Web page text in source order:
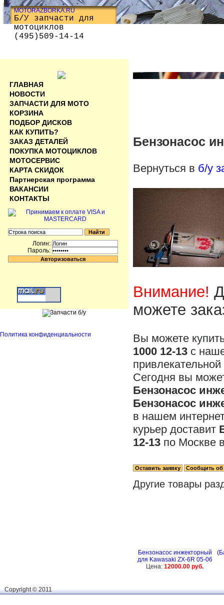
MOTORAZBORKA.RU
Б/У запчасти для
мотоциклов
(495)509-14-14
Бензонасос
Вернуться в б/у
Внимание!
можете
Вы можете
1000 12-13 с
Сегодня вы
Бензонасос
Бензонасос
в нашем
курьер доставит
12-13 по Москве
Другие товары
Бензонасос инжекторный
для Kawasaki ZX-6R 05-06
Цена:12000.00 руб.
ГЛАВНАЯ
НОВОСТИ
ЗАПЧАСТИ ДЛЯ МОТО
КОРЗИНА
ПОДБОР ДИСКОВ
КАК КУПИТЬ?
ЗАКАЗ ДЕТАЛЕЙ
ПОКУПКА МОТОЦИКЛОВ
МОТОСЕРВИС
КАРТА СКИДОК
Партнерская программа
ВАКАНСИИ
КОНТАКТЫ
Логин:
Пароль:
Политика конфиденциальности
Сopyright © 2011